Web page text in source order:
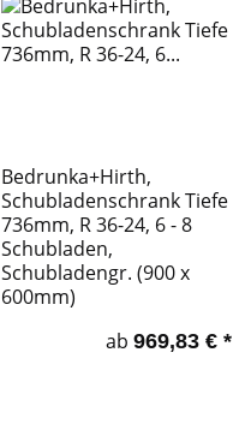
Bedrunka+Hirth,
Schubladenschrank Tiefe
736mm, R 36-24, 6 - 8
Schubladen,
Schubladengr. (900 x
600mm)
ab 969,83 € *